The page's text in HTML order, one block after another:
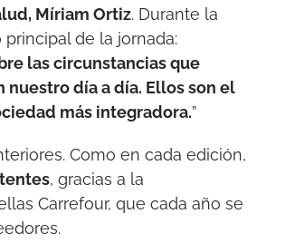
Míriam Ortiz. Durante la
de la jornada:
las circunstancias que
día a día. Ellos son el
más integradora.”
Como en cada edición,
, gracias a la
Carrefour, que cada año se